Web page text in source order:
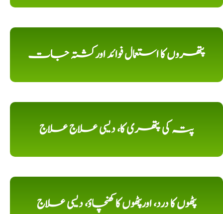
پتھروں کا استعمال فوائد اورکشتہ جات
پتہ کی پتھری کا، دیسی علاج علاج
پٹھوں کا درد، اورپٹھوں کا کھنچاؤ، دیسی علاج